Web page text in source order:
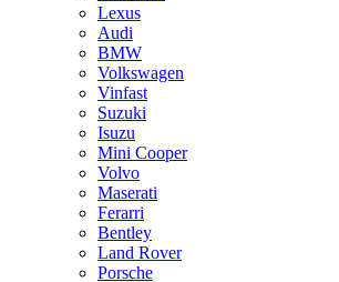
Lexus
Audi
BMW
Volkswagen
Vinfast
Suzuki
Isuzu
Mini Cooper
Volvo
Maserati
Ferarri
Bentley
Land Rover
Porsche